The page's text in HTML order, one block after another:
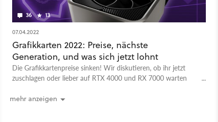
36 13
07.04.2022
Grafikkarten 2022: Preise, nächste
Generation, und was sich jetzt lohnt
Die Grafikkartenpreise sinken! Wir diskutieren, ob ihr jetzt
zuschlagen oder lieber auf RTX 4000 und RX 7000 warten
mehr anzeigen